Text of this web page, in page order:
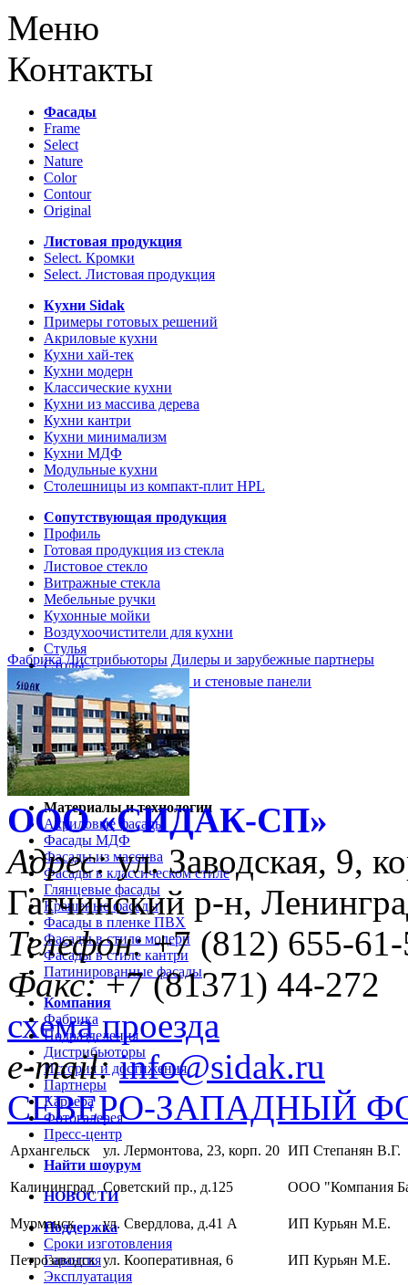
Меню
Контакты
Фасады
Frame
Select
Nature
Color
Contour
Original
Листовая продукция
Select. Кромки
Select. Листовая продукция
Кухни Sidak
Примеры готовых решений
Акриловые кухни
Кухни хай-тек
Кухни модерн
Классические кухни
Кухни из массива дерева
Кухни кантри
Кухни минимализм
Кухни МДФ
Модульные кухни
Столешницы из компакт-плит HPL
Сопутствующая продукция
Профиль
Готовая продукция из стекла
Листовое стекло
Витражные стекла
Мебельные ручки
Кухонные мойки
Воздухоочистители для кухни
Стулья
Столы
Кухонные столешницы и стеновые панели
Кухни и мебель
Кухни Softline Marine
Кухни Сидак-СП
Гид по декорам
Материалы и технологии
Акриловые фасады
Фасады МДФ
Фасады из массива
Фасады в классическом стиле
Глянцевые фасады
Крашеные фасады
Фасады в пленке ПВХ
Фасады в стиле модерн
Фасады в стиле кантри
Патинированные фасады
Компания
Фабрика
Подразделения
Дистрибьюторы
История и достижения
Партнеры
Карьера
Фотогалерея
Пресс-центр
Найти шоурум
НОВОСТИ
Поддержка
Сроки изготовления
Гарантия
Эксплуатация
Фабрика Дистрибьюторы Дилеры и зарубежные партнеры
ООО «CИДАК-СП»
Адрес:ул. Заводская, 9,
Гатчинский р-н,
Телефон:+7 (812) 655-
Факс:+7 (81371) 44-272
схема проезда
e-mail: info@sidak.ru
СЕВЕРО-ЗАПАДНЫЙ
Архангельск ул. Лермонтова, 23, корп. 20 ИП Степанян В.Г.
Калининград Советский пр., д.125 ООО "Компания
Мурманск ул. Свердлова, д.41 А ИП Курьян М.Е.
Петрозаводск ул. Кооперативная, 6 ИП Курьян М.Е.